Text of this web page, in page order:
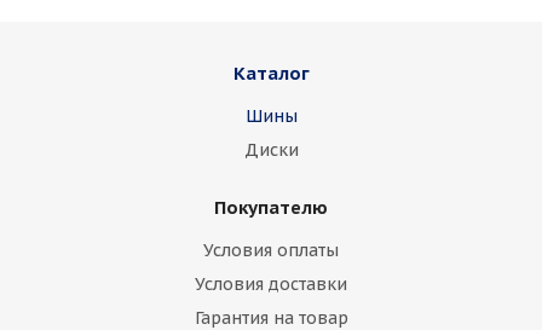
Каталог
Шины
Диски
Покупателю
Условия оплаты
Условия доставки
Гарантия на товар